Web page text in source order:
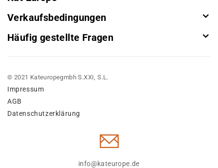
Verkaufsbedingungen
Häufig gestellte Fragen
© 2021 Kateuropegmbh S.XXI, S.L.
Impressum
AGB
Datenschutzerklärung
info@kateurope.de